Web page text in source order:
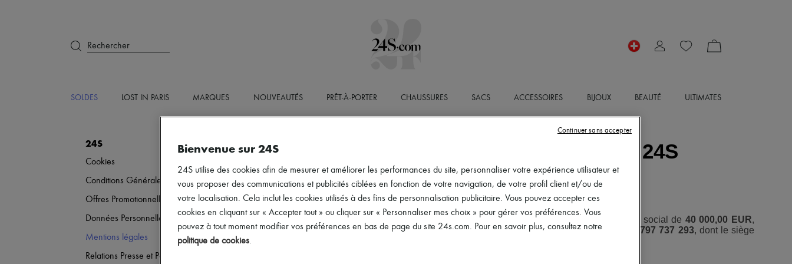
Rechercher
SOLDES LOST IN PARIS MARQUES NOUVEAUTÉS PRÊT-À-PORTER CHAUSSURES SACS ACCESSOIRES BIJOUX BEAUTÉ ULTIMATES
24S
Cookies
Conditions Générales de Vente
Offres Promotionnelles
Données Personnelles
Mentions légales
Relations Presse et Partenariats
MENTIONS LÉGALES DU SITE 24S
Éditeur du site
Le site 24S est édité par la société , Société par Actions Simplifiée au capital social de 40 000,00 EUR,
immatriculée au Registre du Commerce et des Sociétés (RCS) de Paris sous le numéro 797 737 293, dont le siège
Bienvenue sur 24S
24S utilise des cookies afin de mesurer et améliorer les performances du site, personnaliser votre expérience utilisateur et
vous proposer des communications et publicités ciblées en fonction de votre navigation, de votre profil client et/ou de
votre localisation. Cela inclut les cookies utilisés à des fins de personnalisation publicitaire. Vous pouvez accepter ces
cookies en cliquant sur « Accepter tout » ou cliquer sur « Personnaliser mes choix » pour gérer vos préférences. Vous
pouvez à tout moment modifier vos préférences en bas de page du site 24s.com. Pour en savoir plus, consultez notre
politique de cookies.
Continuer sans accepter